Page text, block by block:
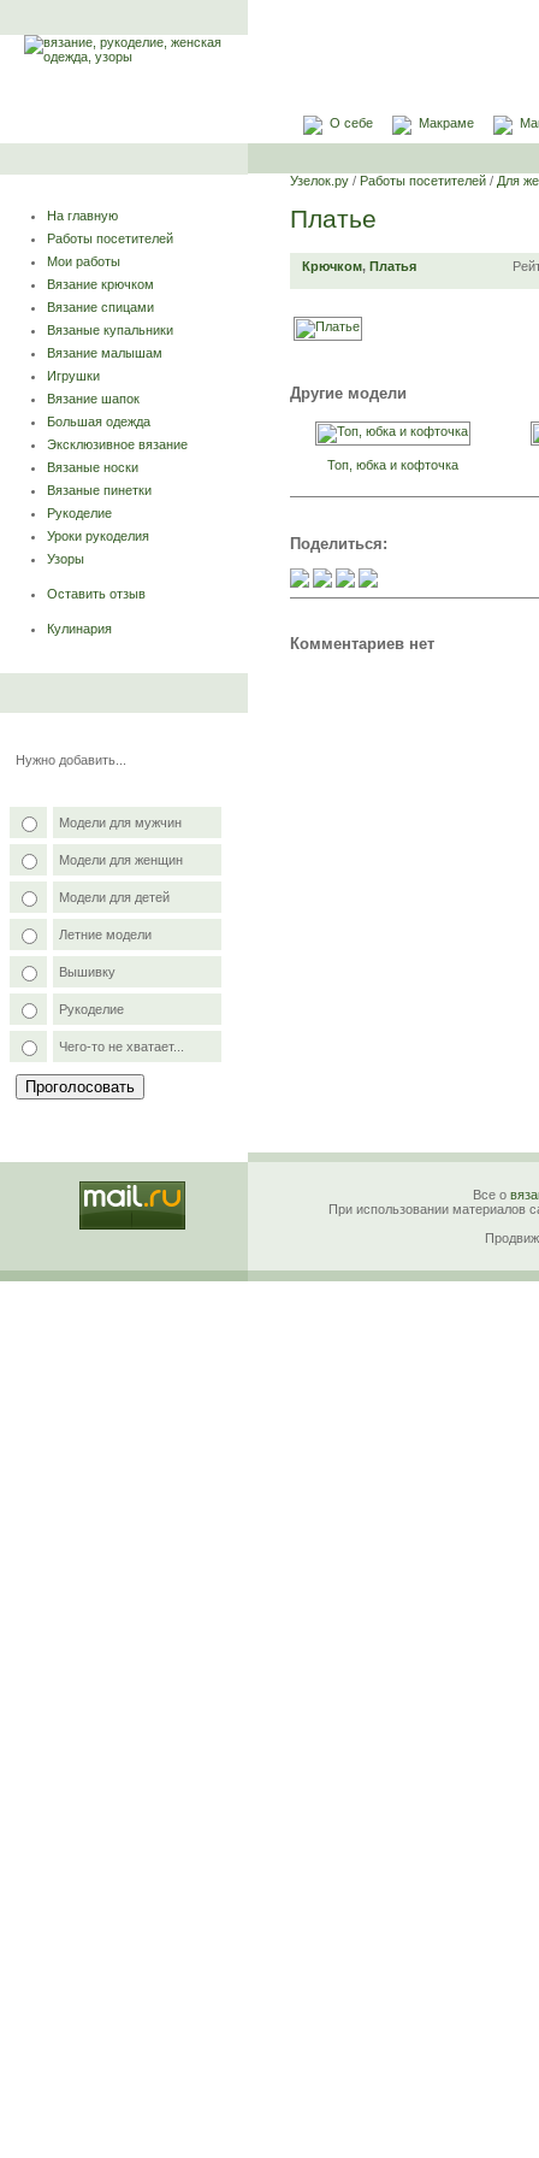
О себе Макраме
На главную
Работы посетителей
Мои работы
Вязание крючком
Вязание спицами
Вязаные купальники
Вязание малышам
Игрушки
Вязание шапок
Большая одежда
Эксклюзивное вязание
Вязаные носки
Вязаные пинетки
Рукоделие
Уроки рукоделия
Узоры
Оставить отзыв
Кулинария
Нужно добавить...
Модели для мужчин
Модели для женщин
Модели для детей
Летние модели
Вышивку
Рукоделие
Чего-то не хватает...
Узелок.ру / Работы посетителей / Для
Платье
Крючком, Платья
Другие модели
Топ, юбка и кофточка
Поделиться:
Комментариев нет
Все о
При использовании материалов